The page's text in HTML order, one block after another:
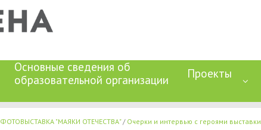
Основные сведения об
образовательной организации
Проекты
ФОТОВЫСТАВКА "МАЯКИ ОТЕЧЕСТВА" Очерки и интервью с героями выставки